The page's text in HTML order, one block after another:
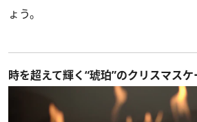
ょう。
時を超えて輝く“琥珀”のクリスマスケ